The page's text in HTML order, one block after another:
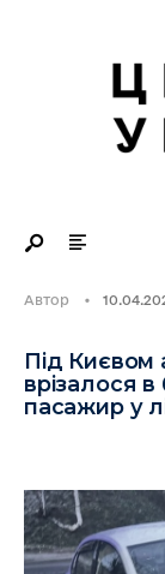
Автор •
Під Києвом
врізалося в
пасажир у